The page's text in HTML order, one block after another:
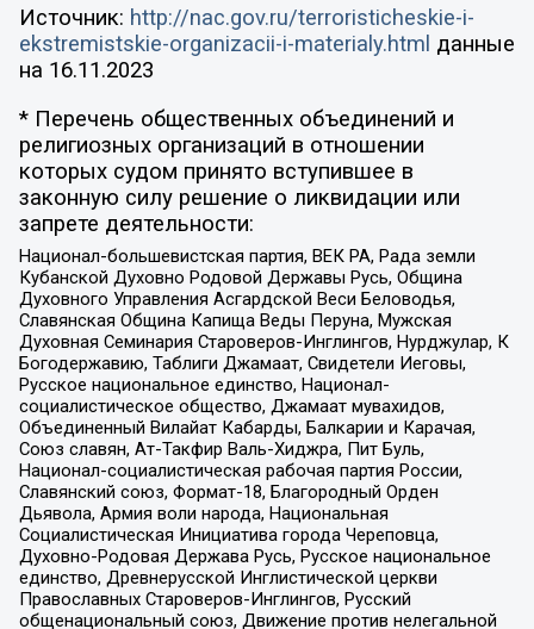
Источник: http://nac.gov.ru/terroristicheskie-i-
ekstremistskie-organizacii-i-materialy.html данные
на 16.11.2023
* Перечень общественных объединений и
религиозных организаций в отношении
которых судом принято вступившее в
законную силу решение о ликвидации или
запрете деятельности:
Национал-большевистская партия, ВЕК РА, Рада земли
Кубанской Духовно Родовой Державы Русь, Община
Духовного Управления Асгардской Веси Беловодья,
Славянская Община Капища Веды Перуна, Мужская
Духовная Семинария Староверов-Инглингов, Нурджулар, К
Богодержавию, Таблиги Джамаат, Свидетели Иеговы,
Русское национальное единство, Национал-
социалистическое общество, Джамаат мувахидов,
Объединенный Вилайат Кабарды, Балкарии и Карачая,
Союз славян, Ат-Такфир Валь-Хиджра, Пит Буль,
Национал-социалистическая рабочая партия России,
Славянский союз, Формат-18, Благородный Орден
Дьявола, Армия воли народа, Национальная
Социалистическая Инициатива города Череповца,
Духовно-Родовая Держава Русь, Русское национальное
единство, Древнерусской Инглистической церкви
Православных Староверов-Инглингов, Русский
общенациональный союз, Движение против нелегальной